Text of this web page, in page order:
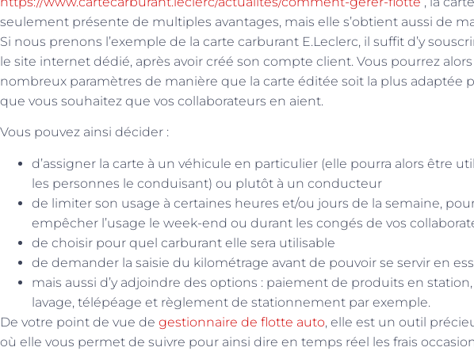
seulement présente de multiples avantages, mais elle s’obtient aussi de
Si nous prenons l’exemple de la carte carburant E.Leclerc, il suffit d’y
le site internet dédié, après avoir créé son compte client. Vous pourrez
nombreux paramètres de manière que la carte éditée soit la plus adaptée
que vous souhaitez que vos collaborateurs en aient.
Vous pouvez ainsi décider :
d’assigner la carte à un véhicule en particulier (elle pourra alors être
les personnes le conduisant) ou plutôt à un conducteur
de limiter son usage à certaines heures et/ou jours de la semaine,
empêcher l’usage le week-end ou durant les congés de vos
de choisir pour quel carburant elle sera utilisable
de demander la saisie du kilométrage avant de pouvoir se servir en
mais aussi d’y adjoindre des options : paiement de produits en
lavage, télépéage et règlement de stationnement par exemple.
De votre point de vue de gestionnaire de flotte auto, elle est un outil
où elle vous permet de suivre pour ainsi dire en temps réel les frais